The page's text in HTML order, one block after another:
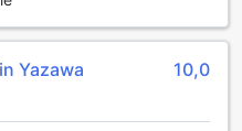
de remise en forme, un
est à votre
entraîner avec des
pour garder la forme
Yazawa 10,0